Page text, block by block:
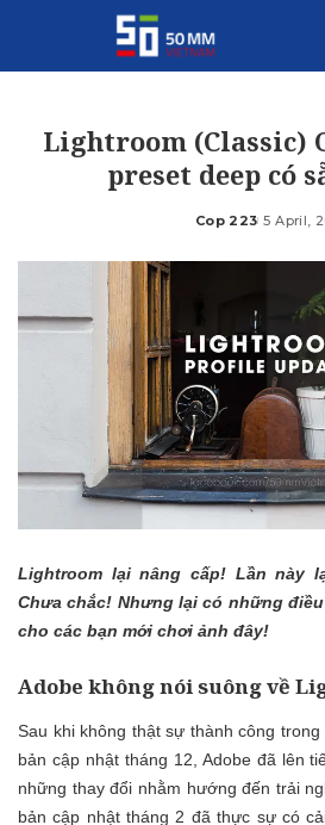
Lightroom (Classic)
preset deep có
Posted
Cop 223 5 April,
Lightroom lại nâng cấp! Lần này
Chưa chắc! Nhưng lại có những
cho các bạn mới chơi ảnh đây!
Adobe không nói suông về
Sau khi không thật sự thành công
bản cập nhật tháng 12, Adobe đã lên
những thay đổi nhằm hướng đến trải
bản cập nhật tháng 2 đã thực sự có